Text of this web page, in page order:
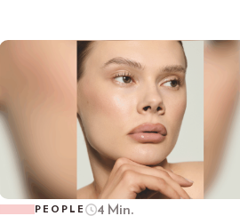
PEOPLE 4 Min.